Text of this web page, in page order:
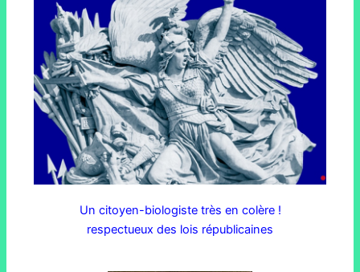
Un citoyen-biologiste très en colère !
respectueux des lois républicaines